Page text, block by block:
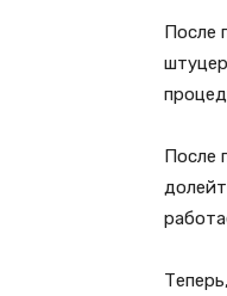
После
После